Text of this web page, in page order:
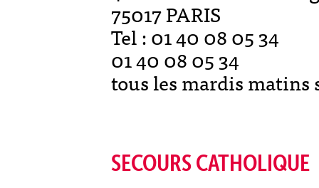
75017 PARIS
Tel : 01 40 08 05 34
01 40 08 05 34
tous les mardis matins
SECOURS CATHOLIQUE